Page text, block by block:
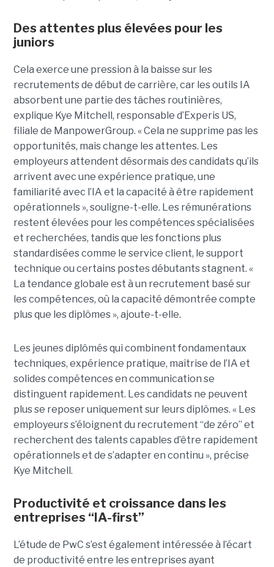
Des attentes plus élevées pour les
juniors
Cela exerce une pression à la baisse sur les
recrutements de début de carrière, car les outils IA
absorbent une partie des tâches routinières,
explique Kye Mitchell, responsable d’Experis US,
filiale de ManpowerGroup. « Cela ne supprime pas les
opportunités, mais change les attentes. Les
employeurs attendent désormais des candidats qu’ils
arrivent avec une expérience pratique, une
familiarité avec l’IA et la capacité à être rapidement
opérationnels », souligne-t-elle. Les rémunérations
restent élevées pour les compétences spécialisées
et recherchées, tandis que les fonctions plus
standardisées comme le service client, le support
technique ou certains postes débutants stagnent. «
La tendance globale est à un recrutement basé sur
les compétences, où la capacité démontrée compte
plus que les diplômes », ajoute-t-elle.
Les jeunes diplômés qui combinent fondamentaux
techniques, expérience pratique, maîtrise de l’IA et
solides compétences en communication se
distinguent rapidement. Les candidats ne peuvent
plus se reposer uniquement sur leurs diplômes. « Les
employeurs s’éloignent du recrutement “de zéro” et
recherchent des talents capables d’être rapidement
opérationnels et de s’adapter en continu », précise
Kye Mitchell.
Productivité et croissance dans les
entreprises “IA-first”
L’étude de PwC s’est également intéressée à l’écart
de productivité entre les entreprises ayant